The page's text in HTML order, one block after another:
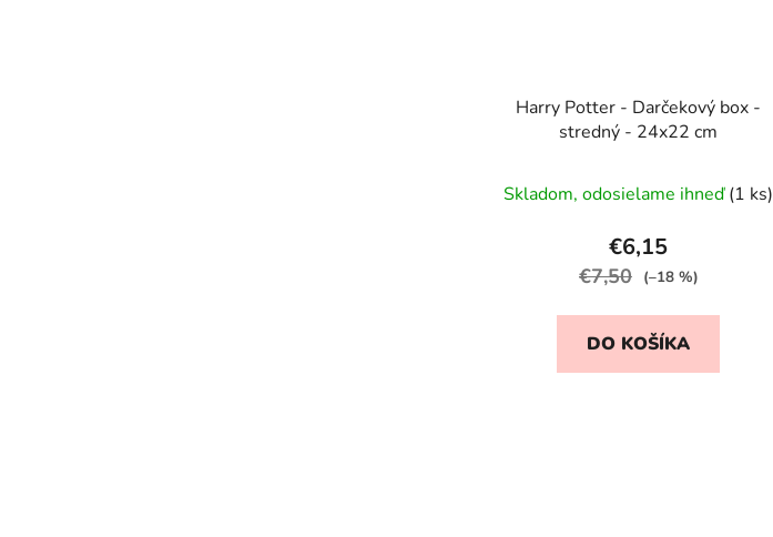
Harry Potter - Darčekový box -
stredný - 24x22 cm
Skladom, odosielame ihneď(1 ks)
€6,15
€7,50 (–18 %)
DO KOŠÍKA